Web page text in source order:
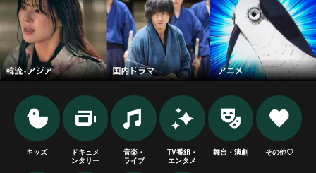
キッズ
ドキュメ
ンタリー
音楽・
ライブ
TV番組・
エンタメ
舞台・演劇 その他♡